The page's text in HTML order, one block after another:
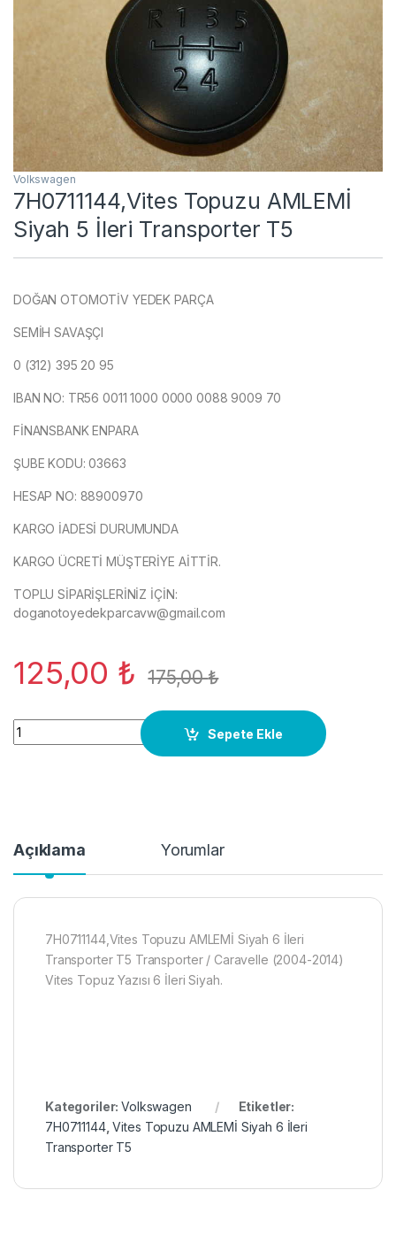
Volkswagen
7H0711144,Vites Topuzu AMLEMİ
Siyah 5 İleri Transporter T5
DOĞAN OTOMOTİV YEDEK PARÇA
SEMİH SAVAŞÇI
0 (312) 395 20 95
IBAN NO: TR56 0011 1000 0000 0088 9009 70
FİNANSBANK ENPARA
ŞUBE KODU: 03663
HESAP NO: 88900970
KARGO İADESİ DURUMUNDA
KARGO ÜCRETİ MÜŞTERİYE AİTTİR.
TOPLU SİPARİŞLERİNİZ İÇİN:
doganotoyedekparcavw@gmail.com
125,00 ₺ 175,00₺
7H0711144,Vites Topuzu AMLEMİ Siyah 5 İleri Transporter T5
Sepete Ekle
Açıklama Yorumlar
7H0711144,Vites Topuzu AMLEMİ Siyah 6 İleri
Transporter T5 Transporter / Caravelle (2004-2014)
Vites Topuz Yazısı 6 İleri Siyah.
Kategoriler:Volkswagen
Etiketler:
7H0711144,Vites Topuzu AMLEMİ Siyah 6 İleri
Transporter T5